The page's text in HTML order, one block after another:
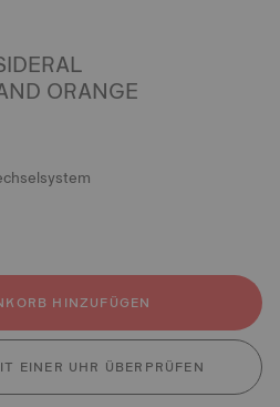
ORANGE
HINZUFÜGEN
EINER UHR ÜBERPRÜFEN